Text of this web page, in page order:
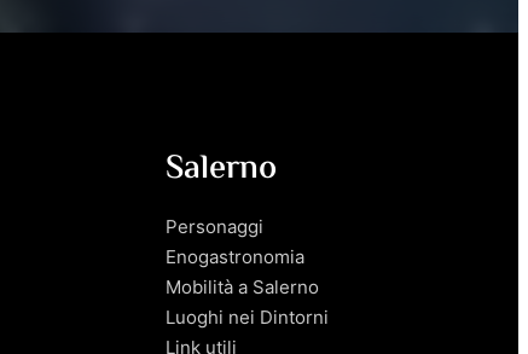
Salerno
Personaggi
Enogastronomia
Mobilità a Salerno
Luoghi nei Dintorni
Link utili